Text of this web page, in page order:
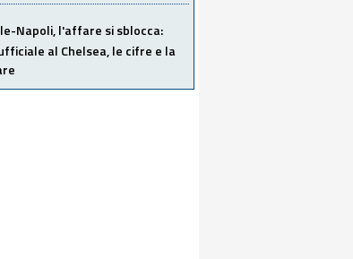
Napoli, l'affare si sblocca:
al Chelsea, le cifre e la